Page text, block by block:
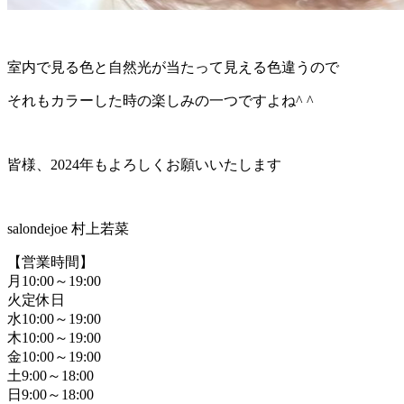
室内で見る色と自然光が当たって見える色違うので
それもカラーした時の楽しみの一つですよね^ ^
皆様、2024年もよろしくお願いいたします
salondejoe 村上若菜
【営業時間】
月10:00～19:00
火定休日
水10:00～19:00
木10:00～19:00
金10:00～19:00
土9:00～18:00
日9:00～18:00